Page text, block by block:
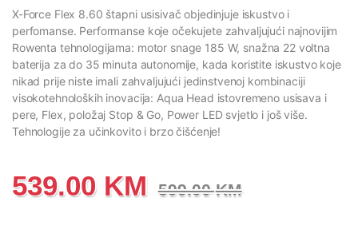
X-Force Flex 8.60 štapni usisivač objedinjuje iskustvo i
perfomanse. Performanse koje očekujete zahvaljujući najnovijim
Rowenta tehnologijama: motor snage 185 W, snažna 22 voltna
baterija za do 35 minuta autonomije, kada koristite iskustvo koje
nikad prije niste imali zahvaljujući jedinstvenoj kombinaciji
visokotehnoloških inovacija: Aqua Head istovremeno usisava i
pere, Flex, položaj Stop & Go, Power LED svjetlo i još više.
Tehnologije za učinkovito i brzo čišćenje!
539.00 KM 599.00KM